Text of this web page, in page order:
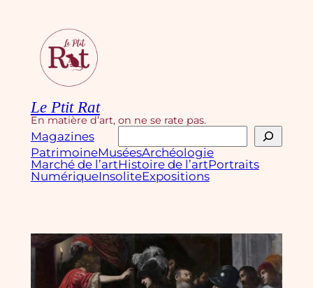
contenu
Le Ptit Rat
En matière d’art, on ne se rate pas.
Magazines
Rechercher
PatrimoineMuséesArchéologie
Marché de l’artHistoire de l’artPortraits
NumériqueInsoliteExpositions